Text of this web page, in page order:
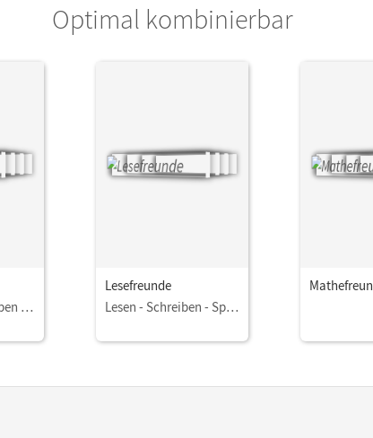
Optimal kombinierbar
Sprechen - Schreiben - Spielen
Lesefreunde
Lesen - Schreiben - Spielen